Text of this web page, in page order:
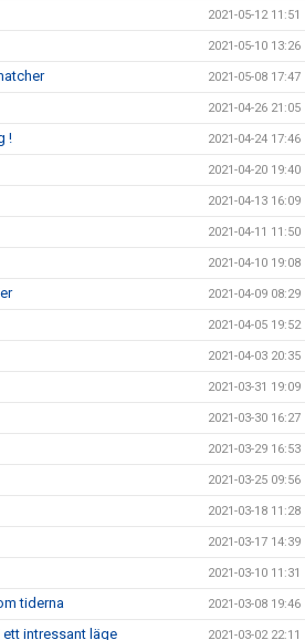
2021-05-12 11:51
2021-05-10 13:26
2021-05-08 17:47
2021-04-26 21:05
! 2021-04-24 17:46
2021-04-20 19:40
2021-04-13 16:09
2021-04-11 11:50
2021-04-10 19:08
2021-04-09 08:29
2021-04-05 19:52
2021-04-03 20:35
2021-03-31 19:09
2021-03-30 16:27
2021-03-29 16:53
2021-03-25 09:56
2021-03-18 11:28
2021-03-17 14:39
2021-03-10 11:31
tiderna 2021-03-08 19:46
intressant läge 2021-03-02 22:11